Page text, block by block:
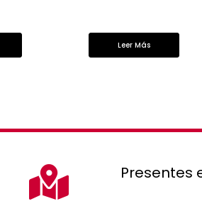
Leer Más
Presentes